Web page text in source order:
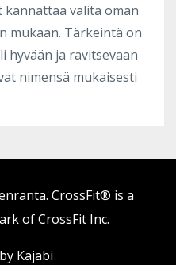
valita oman
mukaan. Tärkeintä on
hyvään ja ravitsevaan
nimensä mukaisesti
CrossFit® is a
of CrossFit Inc.
Kajabi